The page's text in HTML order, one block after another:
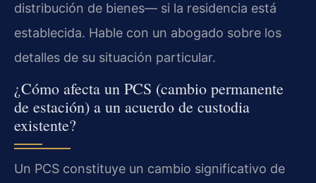
distribución de bienes— si la residencia está
establecida. Hable con un abogado sobre los
detalles de su situación particular.
¿Cómo afecta un PCS (cambio permanente
de estación) a un acuerdo de custodia
existente?
Un PCS constituye un cambio significativo de